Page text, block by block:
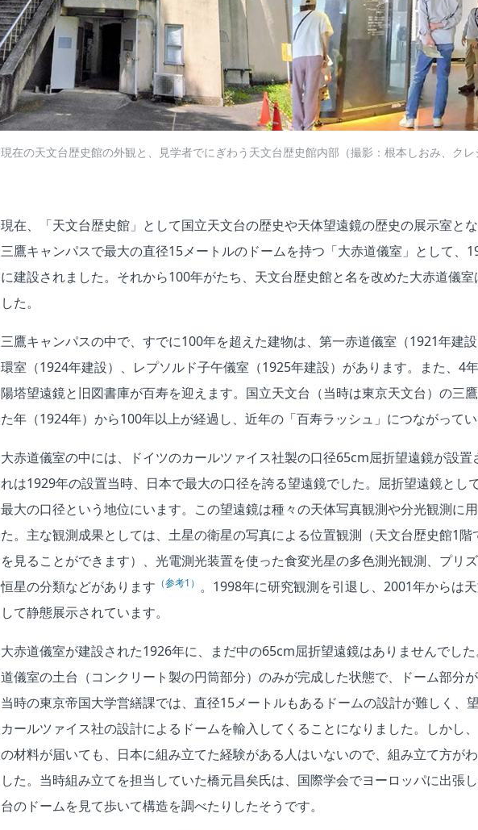
現在の天文台歴史館の外観と、見学者でにぎわう天文台歴史館内部（撮影：根本しおみ、クレ
現在、「天文台歴史館」として国立天文台の歴史や天体望遠鏡の歴史の展示室とな
三鷹キャンパスで最大の直径15メートルのドームを持つ「大赤道儀室」として、
に建設されました。それから100年がたち、天文台歴史館と名を改めた大赤道儀室
した。
三鷹キャンパスの中で、すでに100年を超えた建物は、第一赤道儀室（1921年建
環室（1924年建設）、レプソルド子午儀室（1925年建設）があります。また、4
陽塔望遠鏡と旧図書庫が百寿を迎えます。国立天文台（当時は東京天文台）の三
た年（1924年）から100年以上が経過し、近年の「百寿ラッシュ」につながってい
大赤道儀室の中には、ドイツのカールツァイス社製の口径65cm屈折望遠鏡が設置
れは1929年の設置当時、日本で最大の口径を誇る望遠鏡でした。屈折望遠鏡とし
最大の口径という地位にいます。この望遠鏡は種々の天体写真観測や分光観測に
た。主な観測成果としては、土星の衛星の写真による位置観測（天文台歴史館1階
を見ることができます）、光電測光装置を使った食変光星の多色測光観測、プリ
恒星の分類などがあります （参考1） 。1998年に研究観測を引退し、2001年からは
して静態展示されています。
大赤道儀室が建設された1926年に、まだ中の65cm屈折望遠鏡はありませんでし
道儀室の土台（コンクリート製の円筒部分）のみが完成した状態で、ドーム部分が
当時の東京帝国大学営繕課では、直径15メートルもあるドームの設計が難しく、
カールツァイス社の設計によるドームを輸入してくることになりました。しかし
の材料が届いても、日本に組み立てた経験がある人はいないので、組み立て方が
した。当時組み立てを担当していた橋元昌矣氏は、国際学会でヨーロッパに出張
台のドームを見て歩いて構造を調べたりしたそうです。